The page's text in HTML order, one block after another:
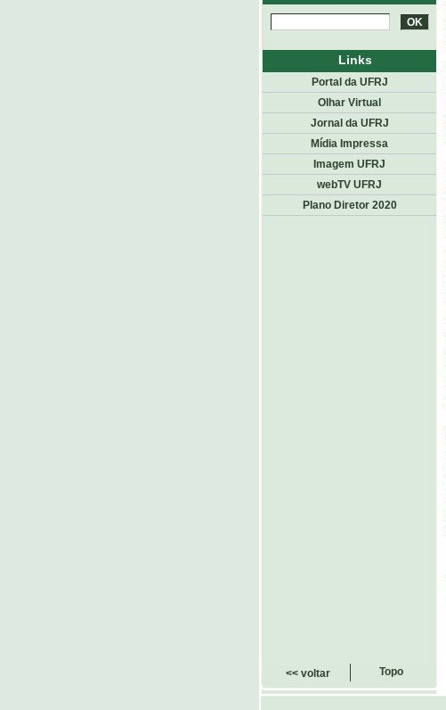
Links
Portal da UFRJ
Olhar Virtual
Jornal da UFRJ
Mídia Impressa
Imagem UFRJ
webTV UFRJ
Plano Diretor 2020
<< voltar Topo